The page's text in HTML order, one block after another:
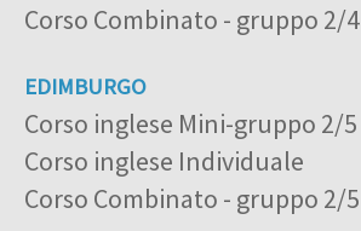
Corso Combinato - gruppo 2/4
EDIMBURGO
Corso inglese Mini-gruppo 2/5
Corso inglese Individuale
Corso Combinato - gruppo 2/5